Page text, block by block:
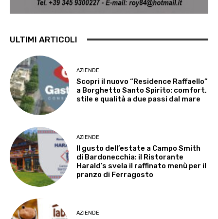
ULTIMI ARTICOLI
AZIENDE
Scopri il nuovo “Residence Raffaello”
a Borghetto Santo Spirito: comfort,
stile e qualità a due passi dal mare
AZIENDE
Il gusto dell’estate a Campo Smith
di Bardonecchia: il Ristorante
Harald’s svela il raffinato menù per il
pranzo di Ferragosto
AZIENDE